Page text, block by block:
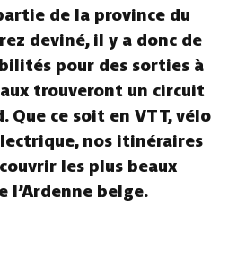
de la province du
deviné, il y a donc de
pour des sorties à
trouveront un circuit
Que ce soit en VTT, vélo
nos itinéraires
les plus beaux
l’Ardenne belge.